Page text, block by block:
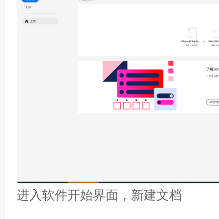
进入软件开始界面，新建文档